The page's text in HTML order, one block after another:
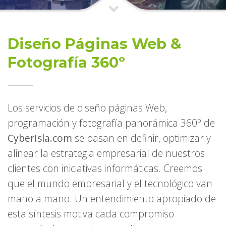
Diseño Páginas Web &
Fotografía 360º
Los servicios de diseño páginas Web,
programación y fotografía panorámica 360º de
CyberIsla.com se basan en definir, optimizar y
alinear la estrategia empresarial de nuestros
clientes con iniciativas informáticas. Creemos
que el mundo empresarial y el tecnológico van
mano a mano. Un entendimiento apropiado de
esta síntesis motiva cada compromiso